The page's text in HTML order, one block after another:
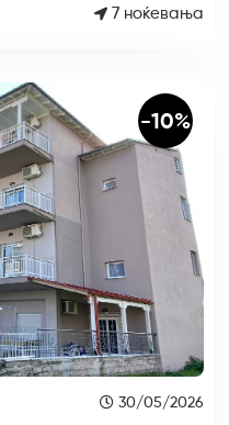
7 ноќевања
-10%
30/05/2026